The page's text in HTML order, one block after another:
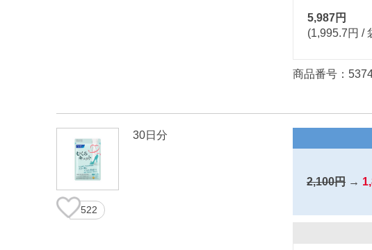
5,987円
(1,995.7円 /
商品番号：
30日分
522
2,100円 →